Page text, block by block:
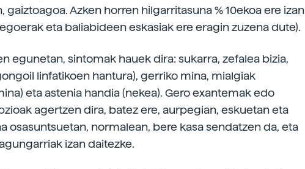
gaiztoagoa. Azken horren hilgarritasuna % 10ekoa ere izan
eta baliabideen eskasiak ere eragin zuzena dute).
egunetan, sintomak hauek dira: sukarra, zefalea bizia,
linfatikoen hantura), gerriko mina, mialgiak
eta astenia handia (nekea). Gero exantemak edo
agertzen dira, batez ere, aurpegian, eskuetan eta
osasuntsuetan, normalean, bere kasa sendatzen da, eta
izan daitezke.